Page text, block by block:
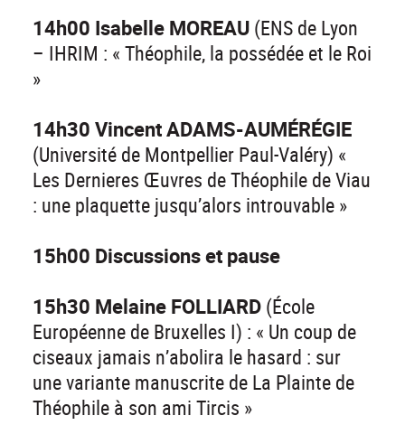
14h00 Isabelle MOREAU (ENS de Lyon
– IHRIM : « Théophile, la possédée et le Roi
»
14h30 Vincent ADAMS-AUMÉRÉGIE
(Université de Montpellier Paul-Valéry) «
Les Dernieres Œuvres de Théophile de Viau
: une plaquette jusqu’alors introuvable »
15h00 Discussions et pause
15h30 Melaine FOLLIARD (École
Européenne de Bruxelles I) : « Un coup de
ciseaux jamais n’abolira le hasard : sur
une variante manuscrite de La Plainte de
Théophile à son ami Tircis »